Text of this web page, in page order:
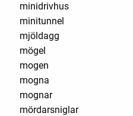
minidrivhus
minitunnel
mjöldagg
mögel
mogen
mogna
mognar
mördarsniglar